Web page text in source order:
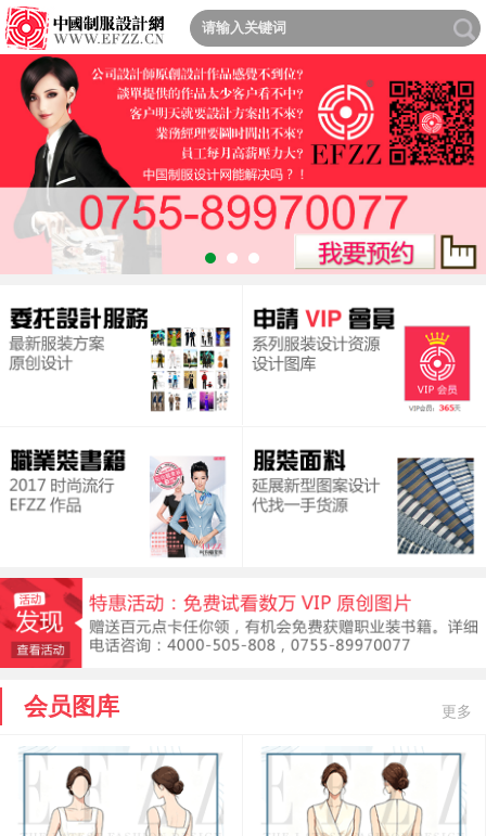
会员图库 更多